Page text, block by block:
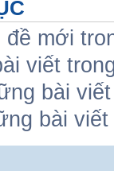
đề mới
viết
bài
bài